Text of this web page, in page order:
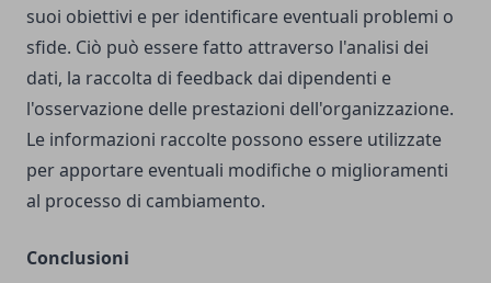
suoi obiettivi e per identificare eventuali problemi o
sfide. Ciò può essere fatto attraverso l'analisi dei
dati, la raccolta di feedback dai dipendenti e
l'osservazione delle prestazioni dell'organizzazione.
Le informazioni raccolte possono essere utilizzate
per apportare eventuali modifiche o miglioramenti
al processo di cambiamento.
Conclusioni